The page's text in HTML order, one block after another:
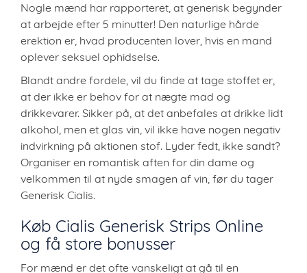
Nogle mænd har rapporteret, at generisk begynder
at arbejde efter 5 minutter! Den naturlige hårde
erektion er, hvad producenten lover, hvis en mand
oplever seksuel ophidselse.
Blandt andre fordele, vil du finde at tage stoffet er,
at der ikke er behov for at nægte mad og
drikkevarer. Sikker på, at det anbefales at drikke lidt
alkohol, men et glas vin, vil ikke have nogen negativ
indvirkning på aktionen stof. Lyder fedt, ikke sandt?
Organiser en romantisk aften for din dame og
velkommen til at nyde smagen af vin, før du tager
Generisk Cialis.
Køb Cialis Generisk Strips Online
og få store bonusser
For mænd er det ofte vanskeligt at gå til en